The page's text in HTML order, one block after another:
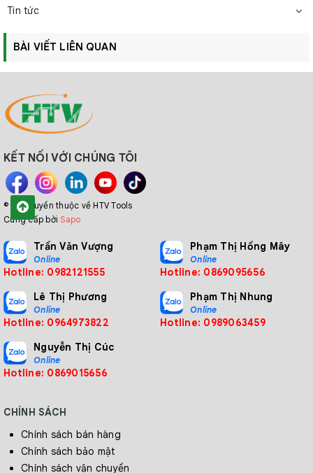
Tin tức
BÀI VIẾT LIÊN QUAN
KẾT NỐI VỚI CHÚNG TÔI
© Bản quyền thuộc về HTV Tools
Cung cấp bởiSapo
Trần Văn Vượng
Online
Hotline: 0982121555
Phạm Thị Hồng Mây
Online
Hotline: 0869095656
Lê Thị Phương
Online
Hotline: 0964973822
Phạm Thị Nhung
Online
Hotline: 0989063459
Nguyễn Thị Cúc
Online
Hotline: 0869015656
CHÍNH SÁCH
Chính sách bán hàng
Chính sách bảo mật
Chính sách vận chuyển